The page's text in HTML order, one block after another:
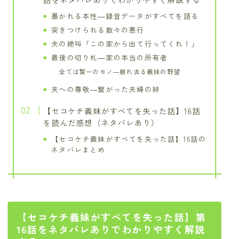
暴かれる本性―録音データがすべてを語る
突きつけられる数々の悪行
夫の絶叫「この家から出て行ってくれ！」
最後の切り札―家の本当の所有者
全ては賢一のモノ―崩れ去る義妹の野望
夫への尊敬―繋がった夫婦の絆
【セコケチ義妹がすべてを失った話】16話
を読んだ感想（ネタバレあり）
【セコケチ義妹がすべてを失った話】16話の
ネタバレまとめ
【セコケチ義妹がすべてを失った話】第
16話をネタバレありでわかりやすく解説